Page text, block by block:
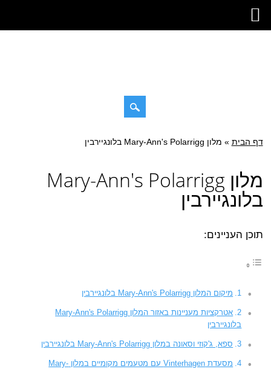
Main menu
Skip
content
דף הבית » מלון Mary-Ann's Polarrigg בלונגיירבין
מלון Mary-Ann's Polarrigg
בלונגיירבין
תוכן העניינים:
מיקום המלון Mary-Ann's Polarrigg בלונגיירבין
אטרקציות מעניינות באזור המלון Mary-Ann's Polarrigg
בלונגיירבין
ספא, ג'קוזי וסאונה במלון Mary-Ann's Polarrigg בלונגיירבין
מסעדת Vinterhagen עם מטעמים מקומיים במלון Mary-